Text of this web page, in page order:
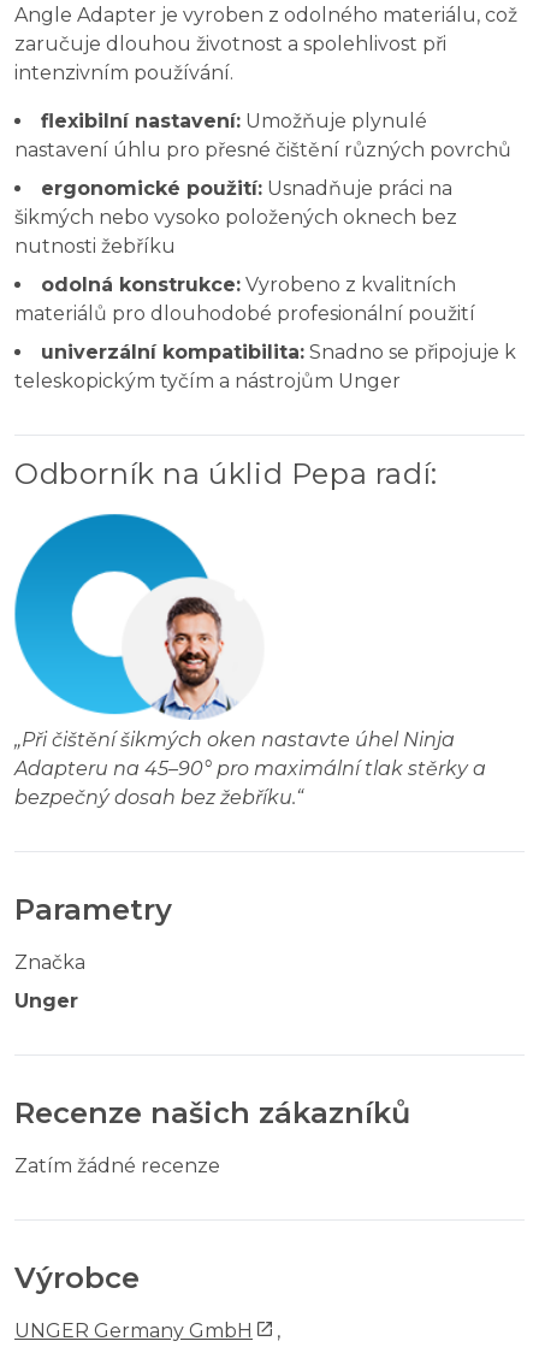
Angle Adapter je vyroben z odolného materiálu, což
zaručuje dlouhou životnost a spolehlivost při
intenzivním používání.
flexibilní nastavení: Umožňuje plynulé
nastavení úhlu pro přesné čištění různých povrchů
ergonomické použití: Usnadňuje práci na
šikmých nebo vysoko položených oknech bez
nutnosti žebříku
odolná konstrukce: Vyrobeno z kvalitních
materiálů pro dlouhodobé profesionální použití
univerzální kompatibilita: Snadno se připojuje k
teleskopickým tyčím a nástrojům Unger
Odborník na úklid Pepa radí:
„Při čištění šikmých oken nastavte úhel Ninja
Adapteru na 45–90° pro maximální tlak stěrky a
bezpečný dosah bez žebříku.“
Parametry
Značka
Unger
Recenze našich zákazníků
Zatím žádné recenze
Výrobce
UNGER Germany GmbH
,